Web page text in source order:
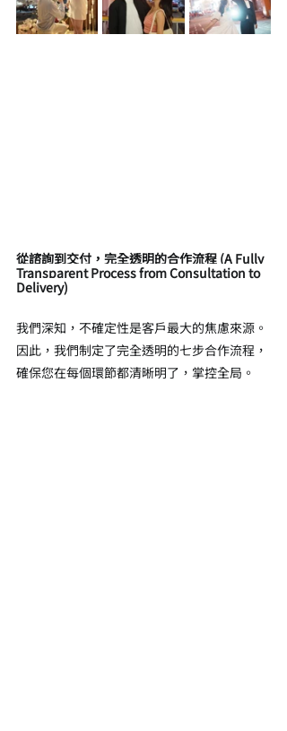
從諮詢到交付，完全透明的合作流程 (A Fully
Transparent Process from Consultation to
Delivery)
我們深知，不確定性是客戶最大的焦慮來源。
因此，我們制定了完全透明的七步合作流程，
確保您在每個環節都清晰明了，掌控全局。